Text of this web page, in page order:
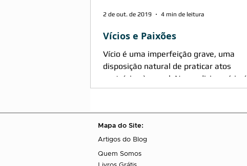
Vícios e Paixões
Vício é uma imperfeição grave, uma
disposição natural de praticar atos
contrários à moral. Na medicina, vício é
uma tendência habitual a...
2 de out. de 2019 4 min de leitura
Mapa do Site:
Artigos do Blog
Quem Somos